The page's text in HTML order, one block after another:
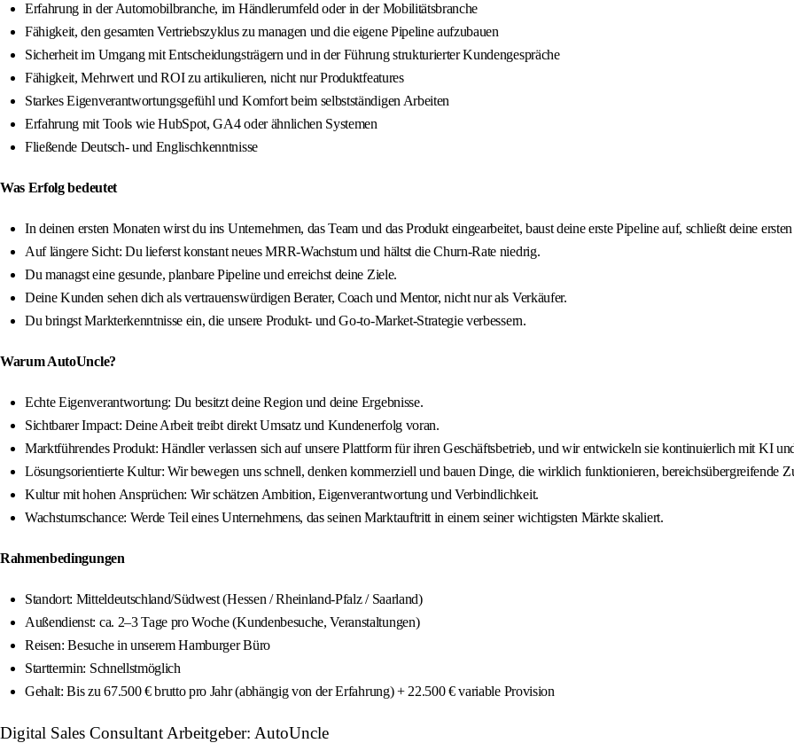
Erfahrung in der Automobilbranche, im Händlerumfeld oder in der Mobilitätsbranche
Fähigkeit, den gesamten Vertriebszyklus zu managen und die eigene Pipeline aufzubauen
Sicherheit im Umgang mit Entscheidungsträgern und in der Führung strukturierter Kundengespräche
Fähigkeit, Mehrwert und ROI zu artikulieren, nicht nur Produktfeatures
Starkes Eigenverantwortungsgefühl und Komfort beim selbstständigen Arbeiten
Erfahrung mit Tools wie HubSpot, GA4 oder ähnlichen Systemen
Fließende Deutsch- und Englischkenntnisse
Was Erfolg bedeutet
In deinen ersten Monaten wirst du ins Unternehmen, das Team und das Produkt eingearbeitet, baust deine erste Pipeline auf, schließt deine
Auf längere Sicht: Du lieferst konstant neues MRR-Wachstum und hältst die Churn-Rate niedrig.
Du managst eine gesunde, planbare Pipeline und erreichst deine Ziele.
Deine Kunden sehen dich als vertrauenswürdigen Berater, Coach und Mentor, nicht nur als Verkäufer.
Du bringst Markterkenntnisse ein, die unsere Produkt- und Go-to-Market-Strategie verbessern.
Warum AutoUncle?
Echte Eigenverantwortung: Du besitzt deine Region und deine Ergebnisse.
Sichtbarer Impact: Deine Arbeit treibt direkt Umsatz und Kundenerfolg voran.
Marktführendes Produkt: Händler verlassen sich auf unsere Plattform für ihren Geschäftsbetrieb, und wir entwickeln sie kontinuierlich mit KI
Lösungsorientierte Kultur: Wir bewegen uns schnell, denken kommerziell und bauen Dinge, die wirklich funktionieren, bereichsübergreifende
Kultur mit hohen Ansprüchen: Wir schätzen Ambition, Eigenverantwortung und Verbindlichkeit.
Wachstumschance: Werde Teil eines Unternehmens, das seinen Marktauftritt in einem seiner wichtigsten Märkte skaliert.
Rahmenbedingungen
Standort: Mitteldeutschland/Südwest (Hessen / Rheinland-Pfalz / Saarland)
Außendienst: ca. 2–3 Tage pro Woche (Kundenbesuche, Veranstaltungen)
Reisen: Besuche in unserem Hamburger Büro
Starttermin: Schnellstmöglich
Gehalt: Bis zu 67.500 € brutto pro Jahr (abhängig von der Erfahrung) + 22.500 € variable Provision
Digital Sales Consultant Arbeitgeber: AutoUncle